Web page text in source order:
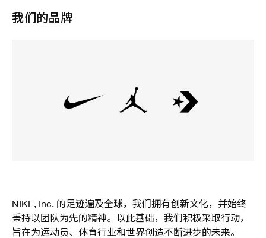
我们的品牌
NIKE, Inc. 的足迹遍及全球，我们拥有创新文化，并始终
秉持以团队为先的精神。以此基础，我们积极采取行动，
旨在为运动员、体育行业和世界创造不断进步的未来。